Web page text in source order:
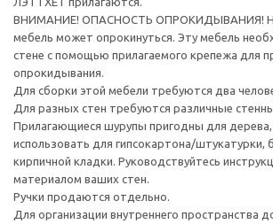
ВНИМАНИЕ! ОПАСНОСТЬ ОПРОКИДЫВАНИЯ!
мебель может опрокинуться. Эту мебель
стене с помощью прилагаемого крепежа для
опрокидывания.
Для сборки этой мебели требуются два
Для разных стен требуются различные
Прилагающиеся шурупы пригодны для
использовать для гипсокартона/штукатурки,
кирпичной кладки. Руководствуйтесь
материалом ваших стен.
Ручки продаются отдельно.
Для организации внутреннего пространства